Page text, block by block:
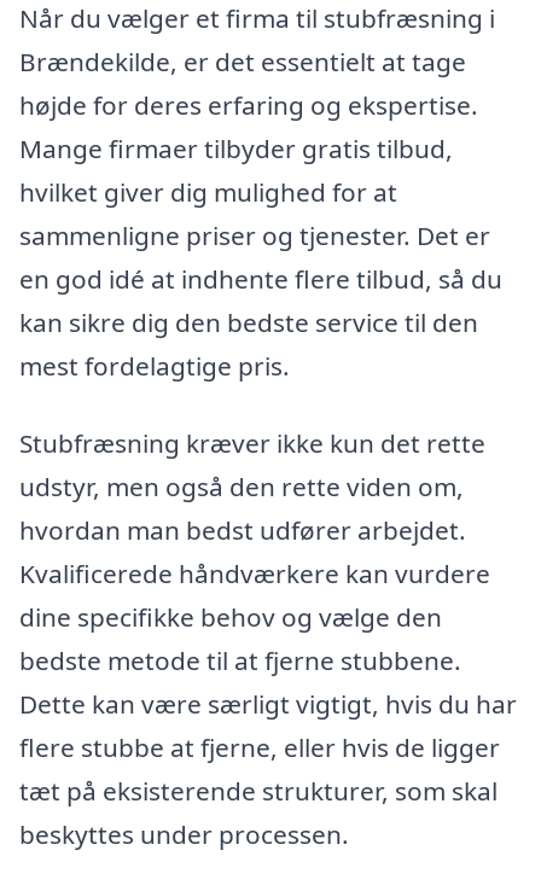
Når du vælger et firma til stubfræsning i
Brændekilde, er det essentielt at tage
højde for deres erfaring og ekspertise.
Mange firmaer tilbyder gratis tilbud,
hvilket giver dig mulighed for at
sammenligne priser og tjenester. Det er
en god idé at indhente flere tilbud, så du
kan sikre dig den bedste service til den
mest fordelagtige pris.
Stubfræsning kræver ikke kun det rette
udstyr, men også den rette viden om,
hvordan man bedst udfører arbejdet.
Kvalificerede håndværkere kan vurdere
dine specifikke behov og vælge den
bedste metode til at fjerne stubbene.
Dette kan være særligt vigtigt, hvis du har
flere stubbe at fjerne, eller hvis de ligger
tæt på eksisterende strukturer, som skal
beskyttes under processen.